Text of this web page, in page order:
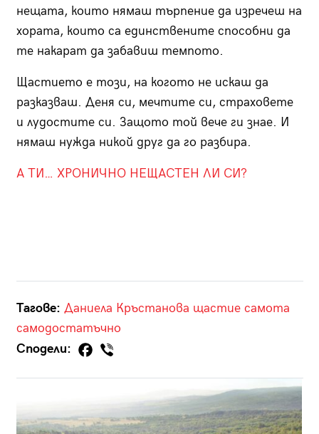
нещата, които нямаш търпение да изречеш на
хората, които са единствените способни да
те накарат да забавиш темпото.
Щастието е този, на когото не искаш да
разказваш. Деня си, мечтите си, страховете
и лудостите си. Защото той вече ги знае. И
нямаш нужда никой друг да го разбира.
А ТИ… ХРОНИЧНО НЕЩАСТЕН ЛИ СИ?
Тагове: Даниела Кръстанова щастие самота
самодостатъчно
Сподели: